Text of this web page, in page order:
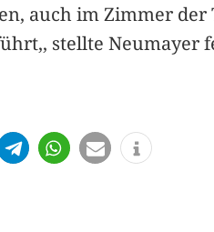
auch im Zimmer
stellte Neumayer